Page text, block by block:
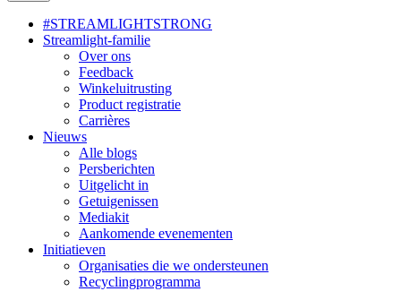
#STREAMLIGHTSTRONG
Streamlight-familie
Over ons
Feedback
Winkeluitrusting
Product registratie
Carrières
Nieuws
Alle blogs
Persberichten
Uitgelicht in
Getuigenissen
Mediakit
Aankomende evenementen
Initiatieven
Organisaties die we ondersteunen
Recyclingprogramma